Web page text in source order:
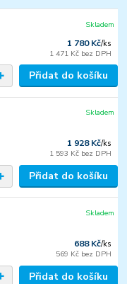
1 780 Kč/ks
1 471 Kč bez DPH
Skladem
Přidat do košíku
1 928 Kč/ks
1 593 Kč bez DPH
Skladem
Přidat do košíku
688 Kč/ks
569 Kč bez DPH
Skladem
Přidat do košíku